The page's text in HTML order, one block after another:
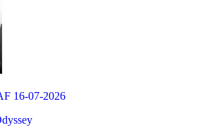
16-07-2026